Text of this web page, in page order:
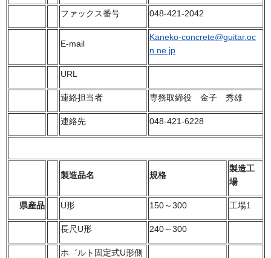
ファックス番号 048-421-2042
E-mail
Kaneko-concrete@guitar.oc
n.ne.jp
URL
連絡担当者 専務取締役 金子 秀雄
連絡先 048-421-6228
製造品名 規格
製造工
場
県産品 U形 150～300 工場1
長尺U形 240～300
ホ゛ルト固定式U形側